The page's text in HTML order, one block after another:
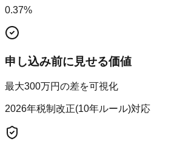
0.37%
申し込み前に見せる価値
最大300万円の差を可視化
2026年税制改正(10年ルール)対応